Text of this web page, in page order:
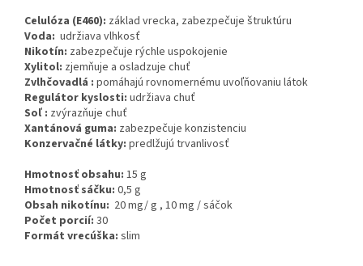
Celulóza (E460): základ vrecka, zabezpečuje štruktúru
Voda: udržiava vlhkosť
Nikotín: zabezpečuje rýchle uspokojenie
Xylitol: zjemňuje a osladzuje chuť
Zvlhčovadlá : pomáhajú rovnomernému uvoľňovaniu látok
Regulátor kyslosti: udržiava chuť
Soľ : zvýrazňuje chuť
Xantánová guma: zabezpečuje konzistenciu
Konzervačné látky: predlžujú trvanlivosť
Hmotnosť obsahu: 15 g
Hmotnosť sáčku: 0,5 g
Obsah nikotínu: 20 mg/ g , 10 mg / sáčok
Počet porcií: 30
Formát vrecúška: slim